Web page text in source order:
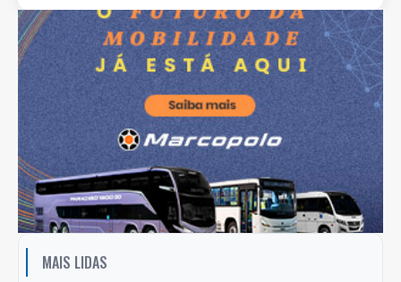
MAIS LIDAS